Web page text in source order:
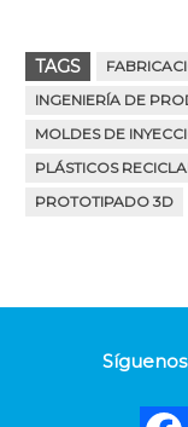
TAGS
INGENIERÍA DE
MOLDES DE
PLÁSTICOS
PROTOTIPADO 3D